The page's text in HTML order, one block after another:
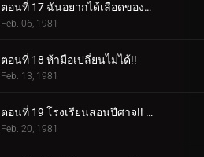
ตอนที่ 17 ฉันอยากได้เลือดของคาซึยะ! ดาบประหลาดเรียก
Feb. 06, 1981
ตอนที่ 18 ห้ามือเปลี่ยนไม่ได้!!
Feb. 13, 1981
ตอนที่ 19 โรงเรียนสอนปีศาจ!! สัตว์ประหลาดวิทยุเทปที่น่าสะพรึงกลัว
Feb. 20, 1981